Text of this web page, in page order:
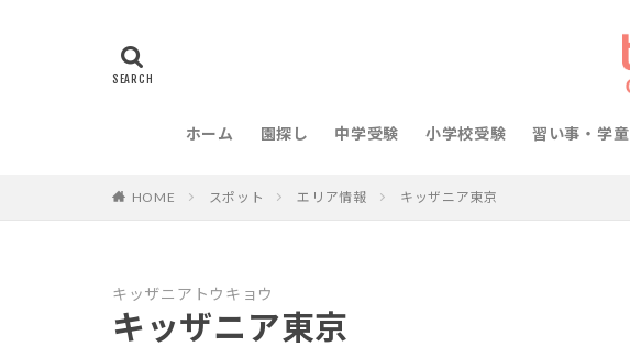
ホーム 園探し 中学受験 小学校受験 習い事・学童
HOME スポット エリア情報 キッザニア東京
キッザニアトウキョウ
キッザニア東京